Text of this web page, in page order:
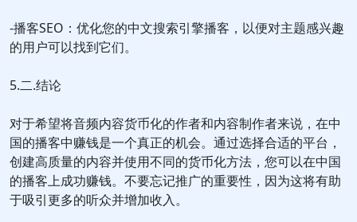
-播客SEO：优化您的中文搜索引擎播客，以便对主题感兴趣
的用户可以找到它们。
5.二.结论
对于希望将音频内容货币化的作者和内容制作者来说，在中
国的播客中赚钱是一个真正的机会。通过选择合适的平台，
创建高质量的内容并使用不同的货币化方法，您可以在中国
的播客上成功赚钱。不要忘记推广的重要性，因为这将有助
于吸引更多的听众并增加收入。